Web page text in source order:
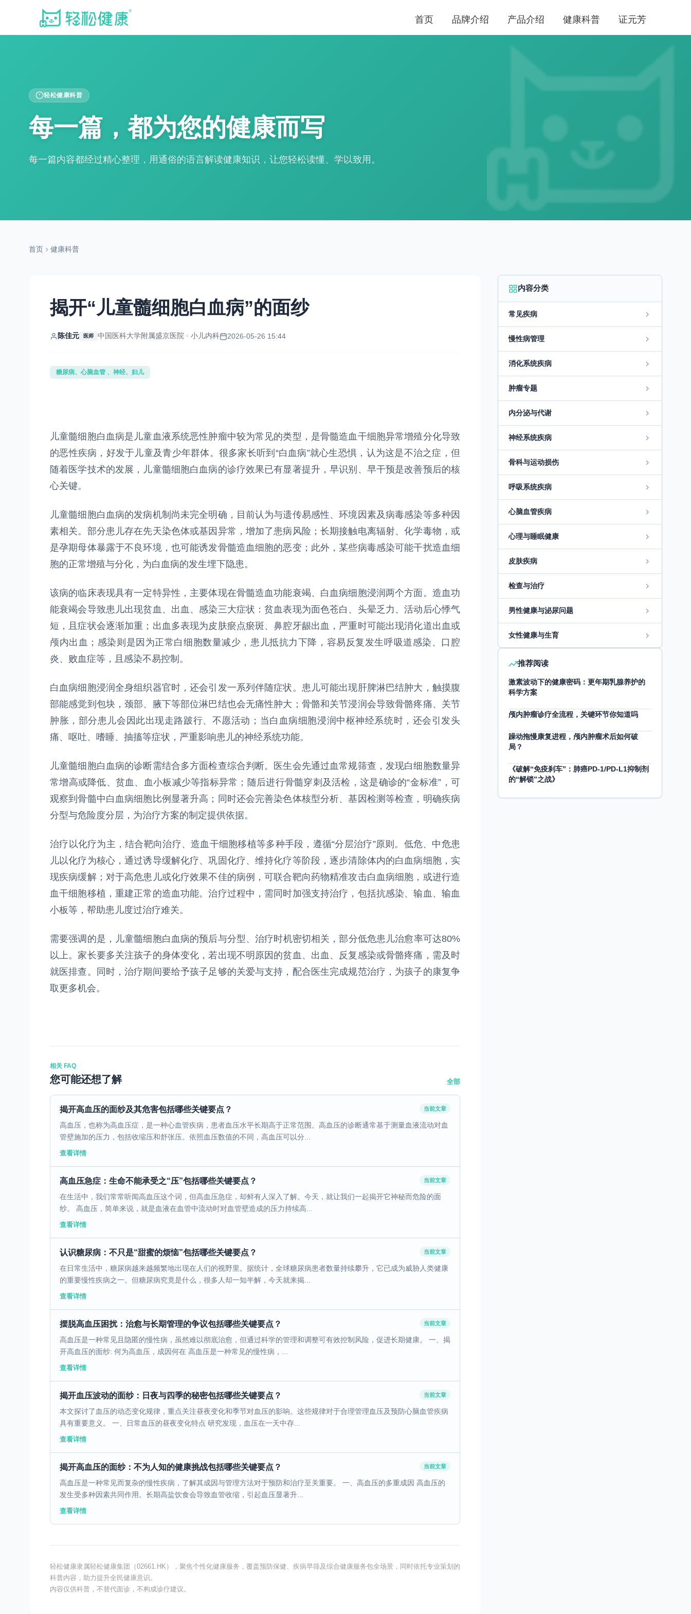
首页 品牌介绍 产品介绍 健康科普 证元芳
轻松健康科普
每一篇，都为您的健康而写
每一篇内容都经过精心整理，用通俗的语言解读健康知识，让您轻松读懂、学以致用。
首页 健康科普
揭开“儿童髓细胞白血病”的面纱
陈佳元 医师 中国医科大学附属盛京医院 · 小儿内科 2026-05-26 15:44
糖尿病、心脑血管 、神经、妇儿
儿童髓细胞白血病是儿童血液系统恶性肿瘤中较为常见的类型，是骨髓造血干细胞异常增殖分化导致
的恶性疾病，好发于儿童及青少年群体。很多家长听到“白血病”就心生恐惧，认为这是不治之症，但
随着医学技术的发展，儿童髓细胞白血病的诊疗效果已有显著提升，早识别、早干预是改善预后的核
心关键。
儿童髓细胞白血病的发病机制尚未完全明确，目前认为与遗传易感性、环境因素及病毒感染等多种因
素相关。部分患儿存在先天染色体或基因异常，增加了患病风险；长期接触电离辐射、化学毒物，或
是孕期母体暴露于不良环境，也可能诱发骨髓造血细胞的恶变；此外，某些病毒感染可能干扰造血细
胞的正常增殖与分化，为白血病的发生埋下隐患。
该病的临床表现具有一定特异性，主要体现在骨髓造血功能衰竭、白血病细胞浸润两个方面。造血功
能衰竭会导致患儿出现贫血、出血、感染三大症状：贫血表现为面色苍白、头晕乏力、活动后心悸气
短，且症状会逐渐加重；出血多表现为皮肤瘀点瘀斑、鼻腔牙龈出血，严重时可能出现消化道出血或
颅内出血；感染则是因为正常白细胞数量减少，患儿抵抗力下降，容易反复发生呼吸道感染、口腔
炎、败血症等，且感染不易控制。
白血病细胞浸润全身组织器官时，还会引发一系列伴随症状。患儿可能出现肝脾淋巴结肿大，触摸腹
部能感觉到包块，颈部、腋下等部位淋巴结也会无痛性肿大；骨骼和关节浸润会导致骨骼疼痛、关节
肿胀，部分患儿会因此出现走路跛行、不愿活动；当白血病细胞浸润中枢神经系统时，还会引发头
痛、呕吐、嗜睡、抽搐等症状，严重影响患儿的神经系统功能。
儿童髓细胞白血病的诊断需结合多方面检查综合判断。医生会先通过血常规筛查，发现白细胞数量异
常增高或降低、贫血、血小板减少等指标异常；随后进行骨髓穿刺及活检，这是确诊的“金标准”，可
观察到骨髓中白血病细胞比例显著升高；同时还会完善染色体核型分析、基因检测等检查，明确疾病
分型与危险度分层，为治疗方案的制定提供依据。
治疗以化疗为主，结合靶向治疗、造血干细胞移植等多种手段，遵循“分层治疗”原则。低危、中危患
儿以化疗为核心，通过诱导缓解化疗、巩固化疗、维持化疗等阶段，逐步清除体内的白血病细胞，实
现疾病缓解；对于高危患儿或化疗效果不佳的病例，可联合靶向药物精准攻击白血病细胞，或进行造
血干细胞移植，重建正常的造血功能。治疗过程中，需同时加强支持治疗，包括抗感染、输血、输血
小板等，帮助患儿度过治疗难关。
需要强调的是，儿童髓细胞白血病的预后与分型、治疗时机密切相关，部分低危患儿治愈率可达80%
以上。家长要多关注孩子的身体变化，若出现不明原因的贫血、出血、反复感染或骨骼疼痛，需及时
就医排查。同时，治疗期间要给予孩子足够的关爱与支持，配合医生完成规范治疗，为孩子的康复争
取更多机会。
相关 FAQ
您可能还想了解 全部
揭开高血压的面纱及其危害包括哪些关键要点？ 当前文章
高血压，也称为高血压症，是一种心血管疾病，患者血压水平长期高于正常范围。高血压的诊断通常基于测量血液流动对血
管壁施加的压力，包括收缩压和舒张压。依照血压数值的不同，高血压可以分...
查看详情
高血压急症：生命不能承受之“压”包括哪些关键要点？ 当前文章
在生活中，我们常常听闻高血压这个词，但高血压急症，却鲜有人深入了解。今天，就让我们一起揭开它神秘而危险的面
纱。 高血压，简单来说，就是血液在血管中流动时对血管壁造成的压力持续高...
查看详情
认识糖尿病：不只是“甜蜜的烦恼”包括哪些关键要点？ 当前文章
在日常生活中，糖尿病越来越频繁地出现在人们的视野里。据统计，全球糖尿病患者数量持续攀升，它已成为威胁人类健康
的重要慢性疾病之一。但糖尿病究竟是什么，很多人却一知半解，今天就来揭...
查看详情
摆脱高血压困扰：治愈与长期管理的争议包括哪些关键要点？ 当前文章
高血压是一种常见且隐匿的慢性病，虽然难以彻底治愈，但通过科学的管理和调整可有效控制风险，促进长期健康。 一、揭
开高血压的面纱: 何为高血压，成因何在 高血压是一种常见的慢性病，...
查看详情
揭开血压波动的面纱：日夜与四季的秘密包括哪些关键要点？ 当前文章
本文探讨了血压的动态变化规律，重点关注昼夜变化和季节对血压的影响。这些规律对于合理管理血压及预防心脑血管疾病
具有重要意义。 一、日常血压的昼夜变化特点 研究发现，血压在一天中存...
查看详情
揭开高血压的面纱：不为人知的健康挑战包括哪些关键要点？ 当前文章
高血压是一种常见而复杂的慢性疾病，了解其成因与管理方法对于预防和治疗至关重要。 一、高血压的多重成因 高血压的
发生受多种因素共同作用。长期高盐饮食会导致血管收缩，引起血压显著升...
查看详情
轻松健康隶属轻松健康集团（02661.HK），聚焦个性化健康服务，覆盖预防保健、疾病早筛及综合健康服务包全场景，同时依托专业策划的
科普内容，助力提升全民健康意识。
内容仅供科普，不替代面诊，不构成诊疗建议。
内容分类
常见疾病
慢性病管理
消化系统疾病
肿瘤专题
内分泌与代谢
神经系统疾病
骨科与运动损伤
呼吸系统疾病
心脑血管疾病
心理与睡眠健康
皮肤疾病
检查与治疗
男性健康与泌尿问题
女性健康与生育
推荐阅读
激素波动下的健康密码：更年期乳腺养护的
科学方案
颅内肿瘤诊疗全流程，关键环节你知道吗
躁动拖慢康复进程，颅内肿瘤术后如何破
局？
《破解“免疫刹车”：肺癌PD-1/PD-L1抑制剂
的“解锁”之战》